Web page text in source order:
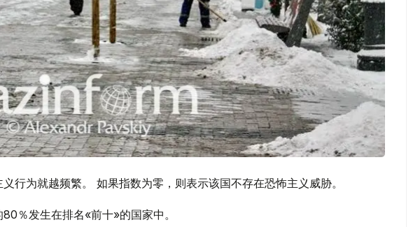
行为就越频繁。 如果指数为零，则表示该国不存在恐怖主义威胁。
％发生在排名«前十»的国家中。